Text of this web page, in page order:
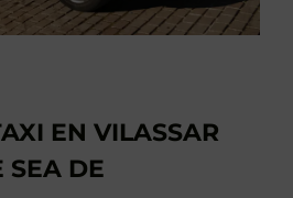
EN VILASSAR
SEA DE